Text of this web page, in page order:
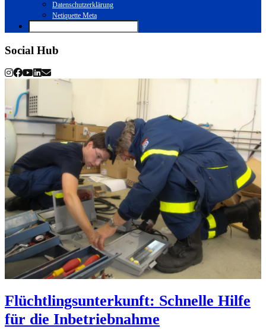
Datenschutzerklärung
Netiquette Meta
Social Hub
Flüchtlingsunterkunft: Schnelle Hilfe
für die Inbetriebnahme